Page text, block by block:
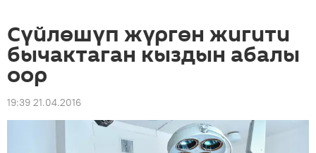
Сүйлөшүп жүргөн жигити
бычактаган кыздын абалы
оор
19:39 21.04.2016